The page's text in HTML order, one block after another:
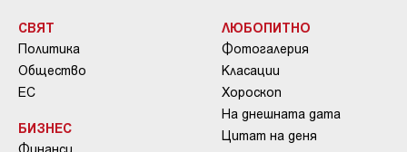
СВЯТ
Политика
Общество
ЕС
БИЗНЕС
Финанси
ЛЮБОПИТНО
Фотогалерия
Класации
Хороскоп
На днешната дата
Цитат на деня